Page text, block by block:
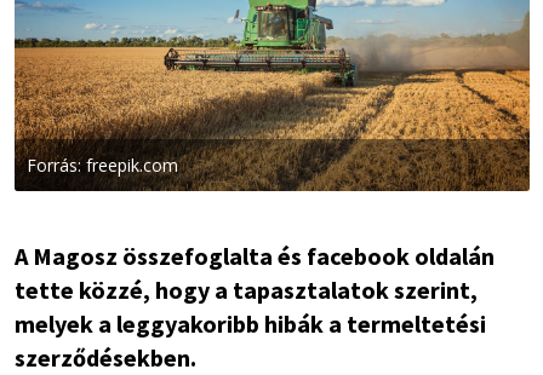
Forrás: freepik.com
A Magosz összefoglalta és facebook oldalán
tette közzé, hogy a tapasztalatok szerint,
melyek a leggyakoribb hibák a termeltetési
szerződésekben.